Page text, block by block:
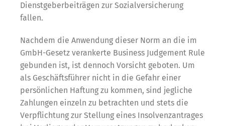
Dienstgeberbeiträgen zur Sozialversicherung
fallen.
Nachdem die Anwendung dieser Norm an die im
GmbH-Gesetz verankerte Business Judgement Rule
gebunden ist, ist dennoch Vorsicht geboten. Um
als Geschäftsführer nicht in die Gefahr einer
persönlichen Haftung zu kommen, sind jegliche
Zahlungen einzeln zu betrachten und stets die
Verpflichtung zur Stellung eines Insolvenzantrages